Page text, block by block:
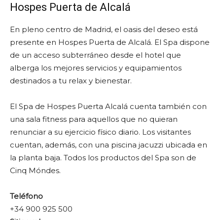
Hospes Puerta de Alcalá
En pleno centro de Madrid, el oasis del deseo está
presente en Hospes Puerta de Alcalá. El Spa dispone
de un acceso subterráneo desde el hotel que
alberga los mejores servicios y equipamientos
destinados a tu relax y bienestar.
El Spa de Hospes Puerta Alcalá cuenta también con
una sala fitness para aquellos que no quieran
renunciar a su ejercicio físico diario. Los visitantes
cuentan, además, con una piscina jacuzzi ubicada en
la planta baja. Todos los productos del Spa son de
Cinq Móndes.
Teléfono
+34 900 925 500